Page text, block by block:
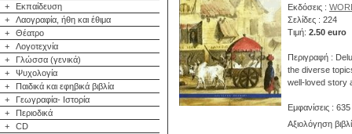
+
Εκπαίδευση
+
Λαογραφία, ήθη και έθιμα
+
Θέατρο
+
Λογοτεχνία
+
Γλώσσα (γενικά)
+
Ψυχολογία
+
Παιδικά και εφηβικά βιβλία
+
Γεωγραφία- Ιστορία
+
Περιοδικά
+
CD
Εκδόσεις :
Σελίδες : 224
Τιμή: 2.50 euro
Περιγραφή :
the diverse
well-loved story
Εμφανίσεις : 635
Αξιολόγηση